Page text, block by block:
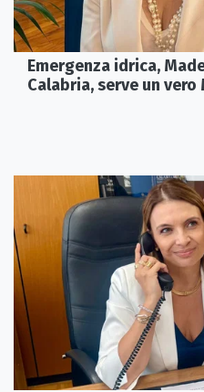
Emergenza idrica,
Calabria, serve un